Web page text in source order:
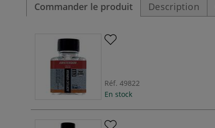
Commander le produit Description
Réf. 49822
En stock